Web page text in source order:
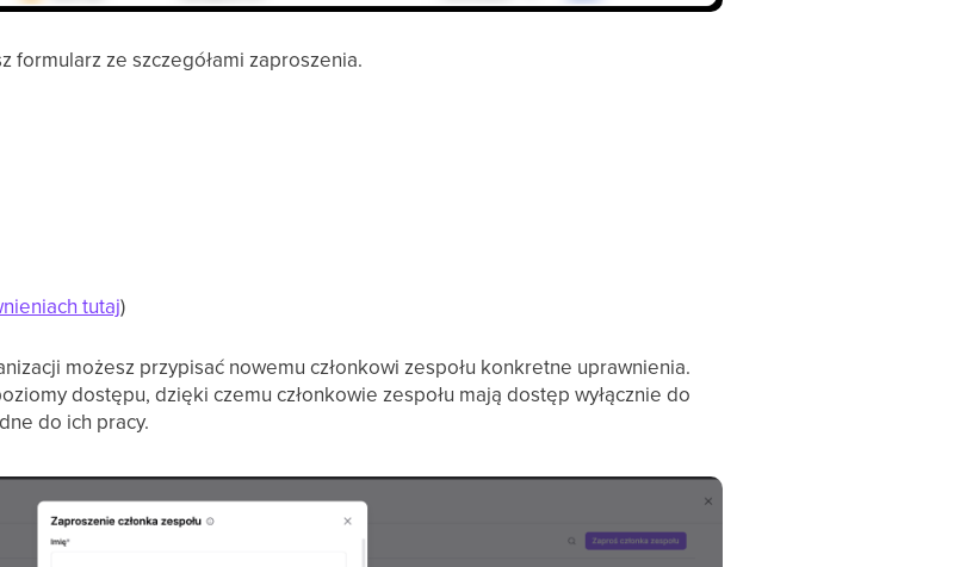
formularz ze szczegółami zaproszenia.
tutaj)
możesz przypisać nowemu członkowi zespołu konkretne uprawnienia.
dostępu, dzięki czemu członkowie zespołu mają dostęp wyłącznie do
do ich pracy.